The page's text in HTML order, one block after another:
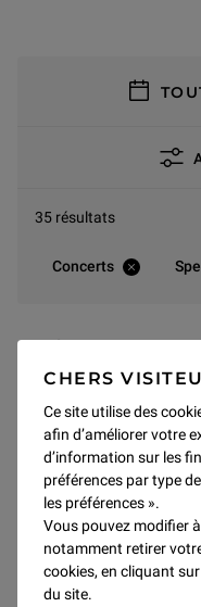
CHERS
Ce site utilise des
afin d’améliorer votre
d’information sur les
préférences par type
les préférences ».
Vous pouvez modifier
notamment retirer
cookies, en cliquant
du site.
35 résultats
Concerts
AOÛT 2026
Pas de résultats pour ce
SEPTEMBRE
Pas de résultats pour